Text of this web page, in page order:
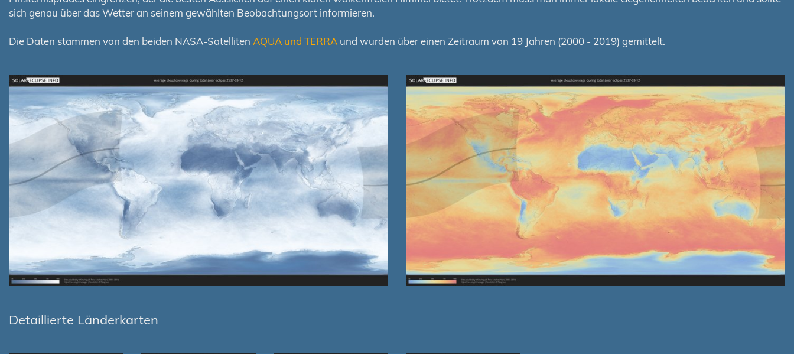
sich genau über das Wetter an seinem gewählten Beobachtungsort informieren.
Die Daten stammen von den beiden NASA-Satelliten AQUA und TERRA und wurden über einen Zeitraum von 19 Jahren (2000 - 2019) gemittelt.
Detaillierte Länderkarten